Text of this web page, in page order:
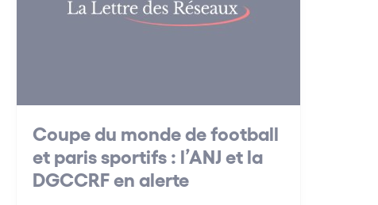
Coupe du monde de football
et paris sportifs : l’ANJ et la
DGCCRF en alerte